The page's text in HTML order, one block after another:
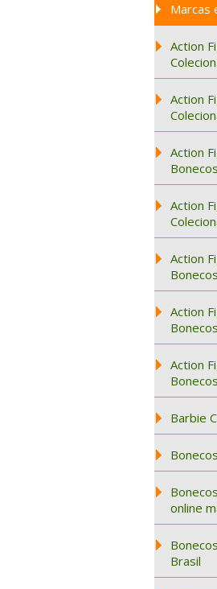
Marcas
Action
Action
Action
Action
Action
Action
Action
Barbie
online
Brasil